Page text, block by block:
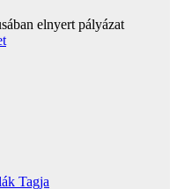
elnyert pályázat